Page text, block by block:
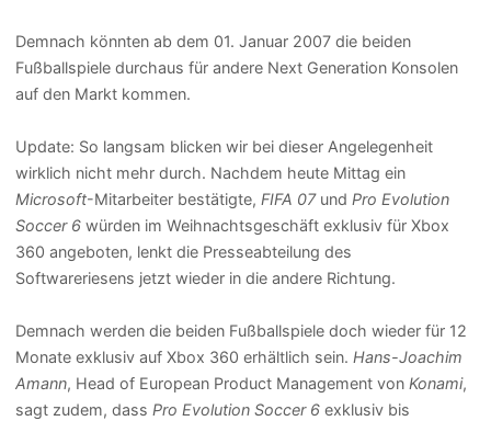
Demnach könnten ab dem 01. Januar 2007 die beiden
Fußballspiele durchaus für andere Next Generation Konsolen
auf den Markt kommen.
Update: So langsam blicken wir bei dieser Angelegenheit
wirklich nicht mehr durch. Nachdem heute Mittag ein
Microsoft-Mitarbeiter bestätigte, FIFA 07und Pro Evolution
Soccer 6 würden im Weihnachtsgeschäft exklusiv für Xbox
360 angeboten, lenkt die Presseabteilung des
Softwareriesens jetzt wieder in die andere Richtung.
Demnach werden die beiden Fußballspiele doch wieder für 12
Monate exklusiv auf Xbox 360 erhältlich sein. Hans-Joachim
Amann, Head of European Product Management von Konami,
sagt zudem, dass Pro Evolution Soccer 6 exklusiv bis